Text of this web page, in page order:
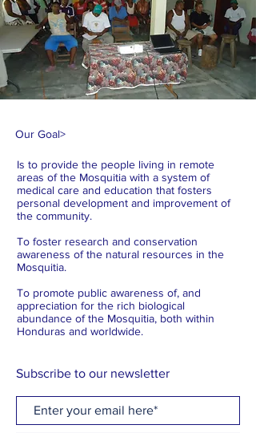
Our Goal>
Is to provide the people living in remote
areas of the Mosquitia with a system of
medical care and education that fosters
personal development and improvement of
the community.
To foster research and conservation
awareness of the natural resources in the
Mosquitia.
To promote public awareness of, and
appreciation for the rich biological
abundance of the Mosquitia, both within
Honduras and worldwide.
Subscribe to our newsletter